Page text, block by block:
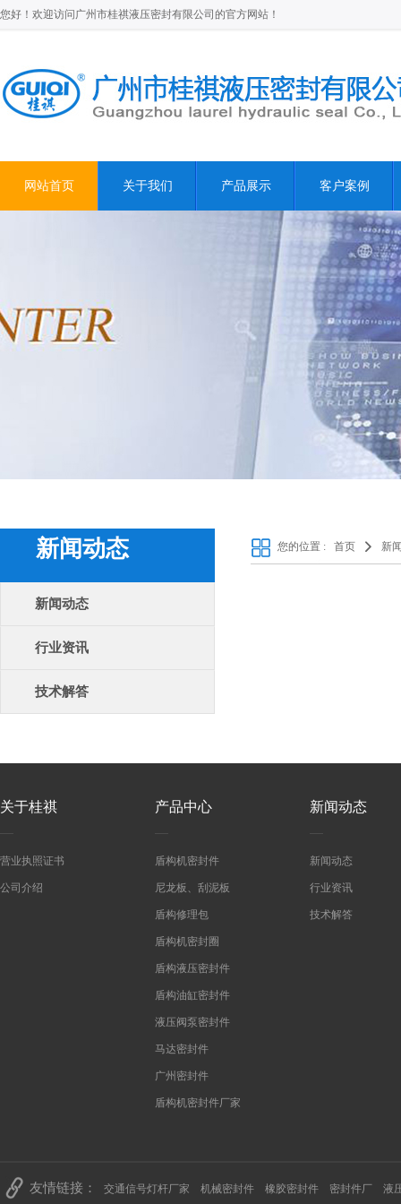
您好！欢迎访问广州市桂祺液压密封有限公司的官方网站！
网站首页 关于我们 产品展示 客户案例
新闻动态
新闻动态
行业资讯
技术解答
您的位置 : 首页 新
关于桂祺
营业执照证书
公司介绍
产品中心
盾构机密封件
尼龙板、刮泥板
盾构修理包
盾构机密封圈
盾构液压密封件
盾构油缸密封件
液压阀泵密封件
马达密封件
广州密封件
盾构机密封件厂家
新闻动态
新闻动态
行业资讯
技术解答
友情链接： 交通信号灯杆厂家 机械密封件 橡胶密封件 密封件厂 液